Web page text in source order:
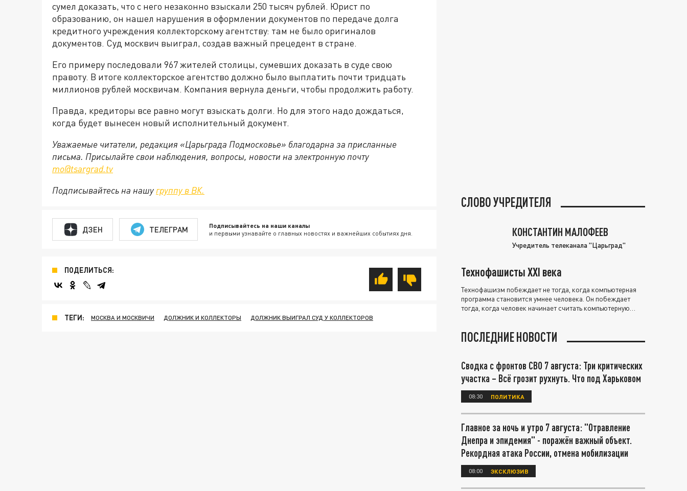
сумел доказать, что с него незаконно взыскали 250 тысяч рублей. Юрист по
образованию, он нашел нарушения в оформлении документов по передаче долга
кредитного учреждения коллекторскому агентству: там не было оригиналов
документов. Суд москвич выиграл, создав важный прецедент в стране.
Его примеру последовали 967 жителей столицы, сумевших доказать в суде свою
правоту. В итоге коллекторское агентство должно было выплатить почти тридцать
миллионов рублей москвичам. Компания вернула деньги, чтобы продолжить работу.
Правда, кредиторы все равно могут взыскать долги. Но для этого надо дождаться,
когда будет вынесен новый исполнительный документ.
Уважаемые читатели, редакция «Царьграда Подмосковье» благодарна за присланные
письма. Присылайте свои наблюдения, вопросы, новости на электронную почту
mo@tsargrad.tv
Подписывайтесь на нашу группу в ВК.
ДЗЕН ТЕЛЕГРАМ Подписывайтесь на наши каналы
и первыми узнавайте о главных новостях и важнейших событиях дня.
ПОДЕЛИТЬСЯ:
ТЕГИ: МОСКВА И МОСКВИЧИ ДОЛЖНИК И КОЛЛЕКТОРЫ ДОЛЖНИК ВЫИГРАЛ СУД У КОЛЛЕКТОРОВ
СЛОВО УЧРЕДИТЕЛЯ
КОНСТАНТИН МАЛОФЕЕВ
Учредитель телеканала "Царьград"
Технофашисты XXI века
Технофашизм побеждает не тогда, когда компьютерная
программа становится умнее человека. Он побеждает
тогда, когда человек начинает считать компьютерную
ПОСЛЕДНИЕ НОВОСТИ
Сводка с фронтов СВО 7 августа: Три критических
участка – Всё грозит рухнуть. Что под Харьковом
08:30 ПОЛИТИКА
Главное за ночь и утро 7 августа: "Отравление
Днепра и эпидемия" - поражён важный объект.
Рекордная атака России, отмена мобилизации
08:00 ЭКСКЛЮЗИВ